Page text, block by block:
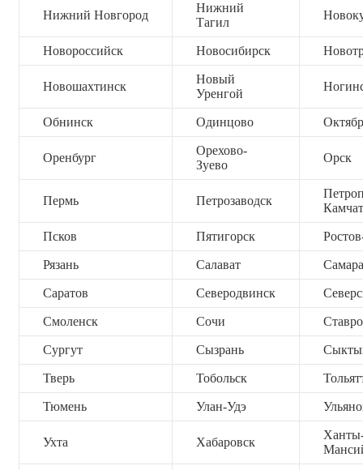
Нижний Новгород
Нижний
Тагил
Новороссийск Новосибирск
Новошахтинск
Новый
Уренгой
Обнинск Одинцово
Оренбург
Орехово-
Зуево
Орск
Пермь Петрозаводск
Псков Пятигорск
Рязань Салават Самара
Саратов Северодвинск
Смоленск Сочи
Сургут Сызрань
Тверь Тобольск
Тюмень Улан-Удэ
Ухта Хабаровск